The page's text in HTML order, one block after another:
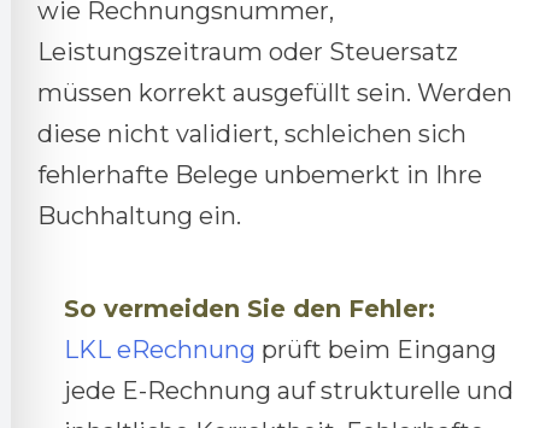
wie Rechnungsnummer,
Leistungszeitraum oder Steuersatz
müssen korrekt ausgefüllt sein. Werden
diese nicht validiert, schleichen sich
fehlerhafte Belege unbemerkt in Ihre
Buchhaltung ein.
So vermeiden Sie den Fehler:
LKL eRechnung prüft beim Eingang
jede E-Rechnung auf strukturelle und